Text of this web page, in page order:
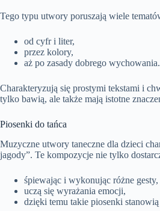
Tego typu utwory poruszają wiele
od cyfr i liter,
przez kolory,
aż po zasady dobrego wychowania.
Charakteryzują się prostymi tekstami i
tylko bawią, ale także mają istotne
Piosenki do tańca
Muzyczne utwory taneczne dla dzieci
jagody”. Te kompozycje nie tylko
śpiewając i wykonując różne
uczą się wyrażania emocji,
dzięki temu takie piosenki